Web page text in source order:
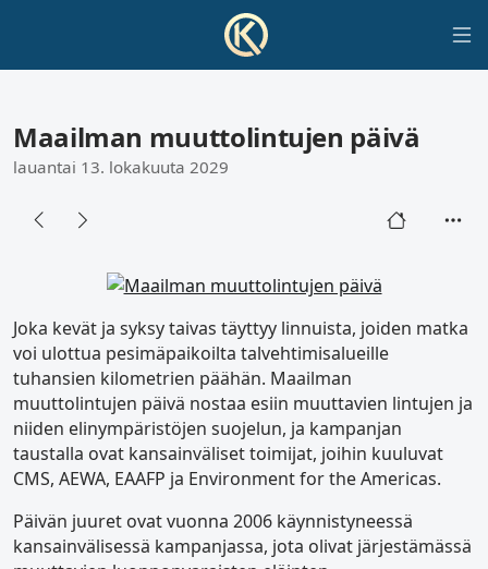
Maailman muuttolintujen päivä
lauantai 13. lokakuuta 2029
Joka kevät ja syksy taivas täyttyy linnuista, joiden matka
voi ulottua pesimäpaikoilta talvehtimisalueille
tuhansien kilometrien päähän. Maailman
muuttolintujen päivä nostaa esiin muuttavien lintujen ja
niiden elinympäristöjen suojelun, ja kampanjan
taustalla ovat kansainväliset toimijat, joihin kuuluvat
CMS, AEWA, EAAFP ja Environment for the Americas.
Päivän juuret ovat vuonna 2006 käynnistyneessä
kansainvälisessä kampanjassa, jota olivat järjestämässä